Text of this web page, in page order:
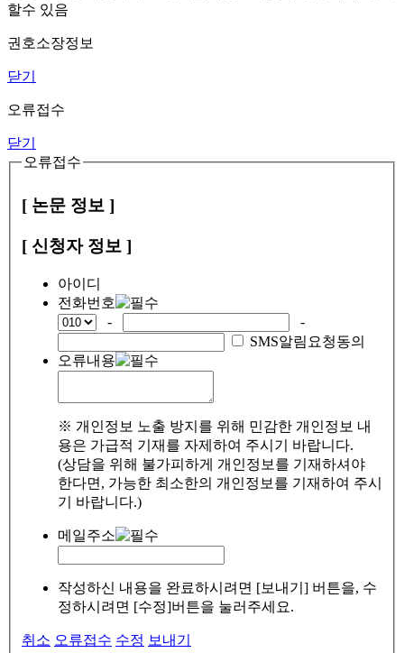
할수 있음
권호소장정보
닫기
오류접수
닫기
오류접수
[ 논문 정보 ]
[ 신청자 정보 ]
아이디
전화번호
-
-
SMS알림요청동의
오류내용
※ 개인정보 노출 방지를 위해 민감한 개인정보 내
용은 가급적 기재를 자제하여 주시기 바랍니다.
(상담을 위해 불가피하게 개인정보를 기재하셔야
한다면, 가능한 최소한의 개인정보를 기재하여 주시
기 바랍니다.)
메일주소
작성하신 내용을 완료하시려면 [보내기] 버튼을, 수
정하시려면 [수정]버튼을 눌러주세요.
취소 오류접수 수정 보내기